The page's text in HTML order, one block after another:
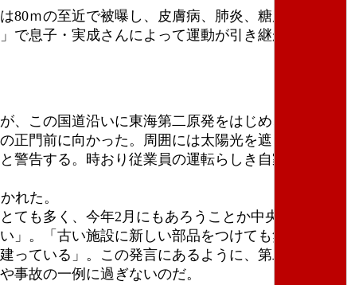
ｍの至近で被曝し、皮膚病、肺炎、糖尿病、下
息子・実成さんによって運動が引き継がれてい
この国道沿いに東海第二原発をはじめ、核実験
門前に向かった。周囲には太陽光を遮るものが
告する。時おり従業員の運転らしき自家用車が
れた。
も多く、今年2月にもあろうことか中央制御室で
。「古い施設に新しい部品をつけても無理があ
ている」。この発言にあるように、第二原発は
事故の一例に過ぎないのだ。